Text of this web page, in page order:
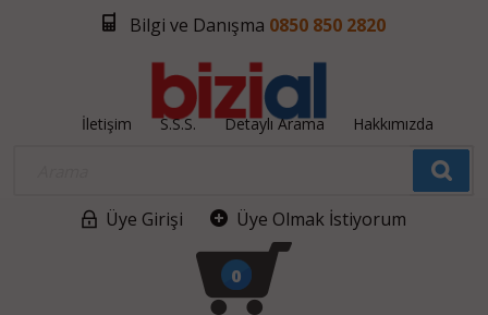
Bilgi ve Danışma 0850 850 2820
İletişim S.S.S. Detaylı Arama Hakkımızda
Üye Girişi Üye Olmak İstiyorum
0